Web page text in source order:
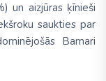
un aizjūras ķīnieši
saukties par
Bamari